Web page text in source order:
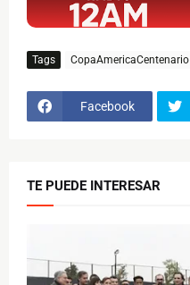
Tags CopaAmericaCentenario
Facebook
TE PUEDE INTERESAR